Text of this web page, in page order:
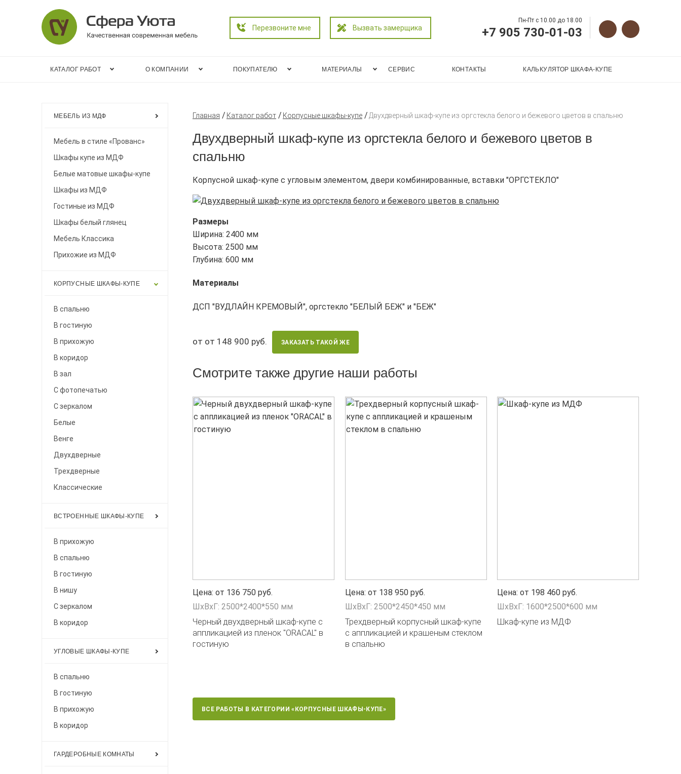
Перезвоните мне Вызвать замерщика
Пн-Пт с 10.00 до 18.00
+7 905 730-01-03
КАТАЛОГ РАБОТ О КОМПАНИИ ПОКУПАТЕЛЮ МАТЕРИАЛЫ СЕРВИС КОНТАКТЫ КАЛЬКУЛЯТОР ШКАФА-КУПЕ
МЕБЕЛЬ ИЗ МДФ
Мебель в стиле «Прованс»
Шкафы купе из МДФ
Белые матовые шкафы-купе
Шкафы из МДФ
Гостиные из МДФ
Шкафы белый глянец
Мебель Классика
Прихожие из МДФ
КОРПУСНЫЕ ШКАФЫ-КУПЕ
В спальню
В гостиную
В прихожую
В коридор
В зал
С фотопечатью
С зеркалом
Белые
Венге
Двухдверные
Трехдверные
Классические
ВСТРОЕННЫЕ ШКАФЫ-КУПЕ
В прихожую
В спальню
В гостиную
В нишу
С зеркалом
В коридор
УГЛОВЫЕ ШКАФЫ-КУПЕ
В спальню
В гостиную
В прихожую
В коридор
ГАРДЕРОБНЫЕ КОМНАТЫ
Главная Каталог работ Корпусные шкафы-купе Двухдверный шкаф-купе из оргстекла белого и бежевого цветов в спальню
Двухдверный шкаф-купе из оргстекла белого и бежевого цветов в
спальню
Корпусной шкаф-купе с угловым элементом, двери комбинированные, вставки "ОРГСТЕКЛО"
Размеры
Ширина: 2400 мм
Высота: 2500 мм
Глубина: 600 мм
Материалы
ДСП "ВУДЛАЙН КРЕМОВЫЙ", оргстекло "БЕЛЫЙ БЕЖ" и "БЕЖ"
от от 148 900 руб. ЗАКАЗАТЬ ТАКОЙ ЖЕ
Смотрите также другие наши работы
Цена: от 136 750 руб.
ШxВxГ: 2500*2400*550 мм
Черный двухдверный шкаф-купе с
аппликацией из пленок "ORACAL" в
гостиную
Цена: от 138 950 руб.
ШxВxГ: 2500*2450*450 мм
Трехдверный корпусный шкаф-купе
с аппликацией и крашеным стеклом
в спальню
Цена: от 198 460 руб.
ШxВxГ: 1600*2500*600 мм
Шкаф-купе из МДФ
ВСЕ РАБОТЫ В КАТЕГОРИИ «КОРПУСНЫЕ ШКАФЫ-КУПЕ»